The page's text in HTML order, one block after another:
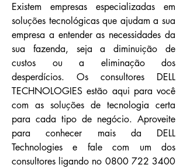
Existem empresas especializadas em
soluções tecnológicas que ajudam a sua
empresa a entender as necessidades da
sua fazenda, seja a diminuição de
custos ou a eliminação dos
desperdícios. Os consultores DELL
TECHNOLOGIES estão aqui para você
com as soluções de tecnologia certa
para cada tipo de negócio. Aproveite
para conhecer mais da DELL
Technologies e fale com um dos
consultores ligando no 0800 722 3400